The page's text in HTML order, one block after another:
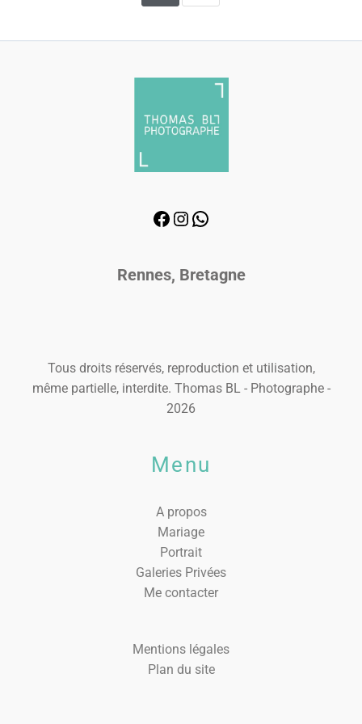
Rennes, Bretagne
Tous droits réservés, reproduction et utilisation,
même partielle, interdite. Thomas BL - Photographe -
2026
Menu
A propos
Mariage
Portrait
Galeries Privées
Me contacter
Mentions légales
Plan du site